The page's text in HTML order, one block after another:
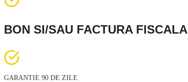
BON SI/SAU FACTURA FISCALA
GARANTIE 90 DE ZILE